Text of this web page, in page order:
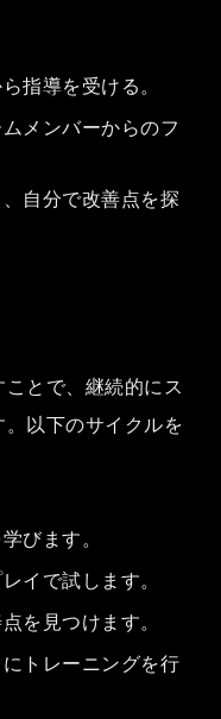
指導を受ける。
ムメンバーからのフ
自分で改善点を探
とで、継続的にス
以下のサイクルを
びます。
イで試します。
を見つけます。
トレーニングを行